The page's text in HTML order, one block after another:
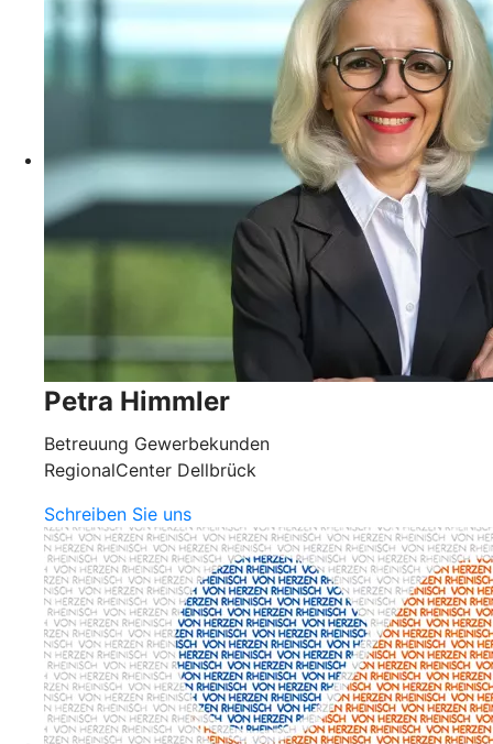
Petra Himmler
Betreuung Gewerbekunden
RegionalCenter Dellbrück
Schreiben Sie uns